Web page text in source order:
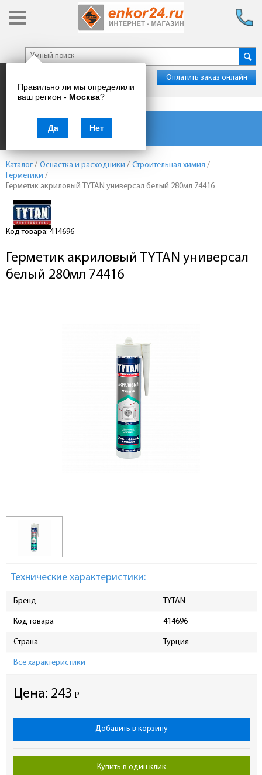
Правильно ли мы определили
ваш регион - Москва?
Да Нет
Оплатить заказ онлайн
Каталог товаров
Каталог / Оснастка и расходники / Строительная химия /
Герметики /
Герметик акриловый TYTAN универсал белый 280мл 74416
Код товара: 414696
Герметик акриловый TYTAN универсал
белый 280мл 74416
Технические характеристики:
Бренд TYTAN
Код товара 414696
Страна Турция
Все характеристики
Цена: 243 Р
-
Добавить в корзину
Купить в один клик